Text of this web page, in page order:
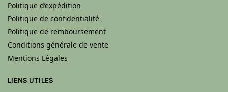
Politique d’expédition
Politique de confidentialité
Politique de remboursement
Conditions générale de vente
Mentions Légales
LIENS UTILES